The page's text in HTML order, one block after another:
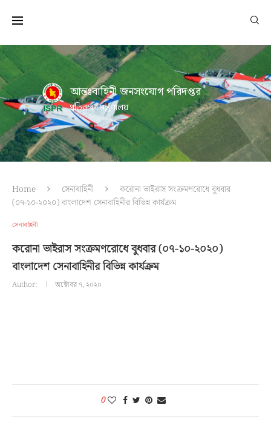
আন্তঃবাহিনী জনসংযোগ পরিদপ্তর
প্রতিরক্ষা মন্ত্রণালয়
Home সেনাবাহিনী
করোনা ভাইরাস সংক্রমণরোধে বুধবার
(০৭-১০-২০২০) বাংলাদেশ সেনাবাহিনীর বিভিন্ন কার্যক্রম
সেনাবাহিনী
করোনা ভাইরাস সংক্রমণরোধে বুধবার (০৭-১০-২০২০)
বাংলাদেশ সেনাবাহিনীর বিভিন্ন কার্যক্রম
Author: অক্টোবর ৭, ২০২০
0